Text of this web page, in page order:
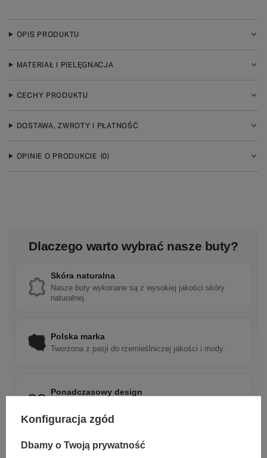
OPIS PRODUKTU
MATERIAŁ I PIELĘGNACJA
CECHY PRODUKTU
DOSTAWA, ZWROTY I PŁATNOŚĆ
OPINIE O PRODUKCIE (0)
Dlaczego warto wybrać nasze buty?
Skóra naturalna
Nasze buty wykonane są z wysokiej jakości skóry
naturalnej.
Polska marka
Tworzona z pasji do rzemieślniczej jakości i mody.
Ponadczasowy design
Szybka wysyłka
Konfiguracja zgód
Dbamy o Twoją prywatność